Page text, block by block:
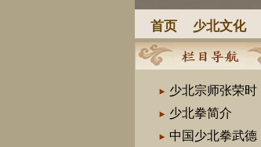
首页 少北文化
少北宗师张荣时
少北拳简介
中国少北拳武德